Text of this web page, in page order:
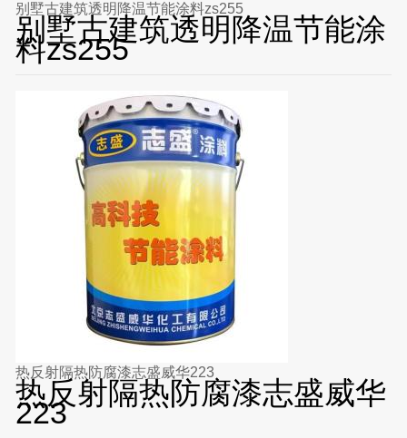
别墅古建筑透明降温节能涂料zs255
别墅古建筑透明降温节能涂
料zs255
热反射隔热防腐漆志盛威华223
热反射隔热防腐漆志盛威华
223